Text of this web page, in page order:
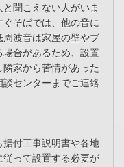
と聞こえない人がいま
そばでは、他の音に
波音は家屋の壁やブ
場合があるため、設置
家から苦情があった
センターまでご連絡
付工事説明書や各地
従って設置する必要が